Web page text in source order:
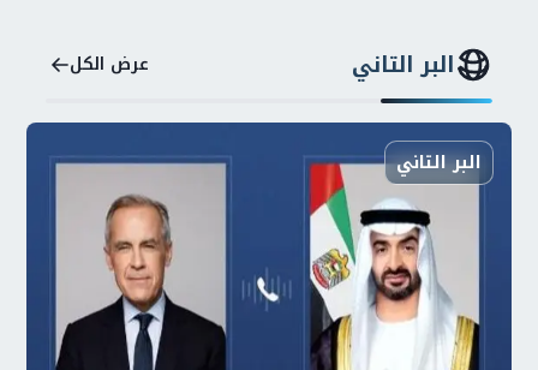
البر التاني عرض الكل
البر التاني